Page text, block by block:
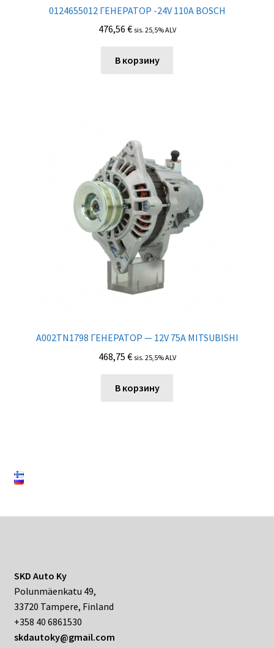
0124655012 ГЕНЕРАТОР -24V 110A BOSCH
476,56 € sis. 25,5% ALV
В корзину
A002TN1798 ГЕНЕРАТОР — 12V 75A MITSUBISHI
468,75 € sis. 25,5% ALV
В корзину
SKD Auto Ky
Polunmäenkatu 49,
33720 Tampere, Finland
+358 40 6861530
skdautoky@gmail.com